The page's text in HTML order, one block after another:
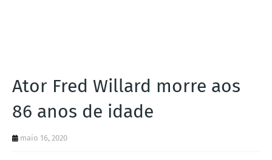
Ator Fred Willard morre aos
86 anos de idade
maio 16, 2020